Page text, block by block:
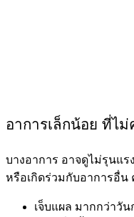
อาการเล็กน้อย ที่ไ
บางอาการ อาจดูไม่รุนแ
หรือเกิดร่วมกับอาการอื่น
เจ็บแผล มากกว่าวั